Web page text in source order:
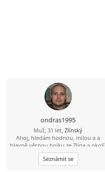
ondras1995
Muž, 31 let, Zlínský
Ahoj, hledám hodnou, milou a a
hlavně věrnou holku ze Zlína a okolí.
Požaduji věk 18-30. Mám rád
procházky po přírodě posezení u
šálku dobré kávi i čaje. Chci, aby
Seznámit se